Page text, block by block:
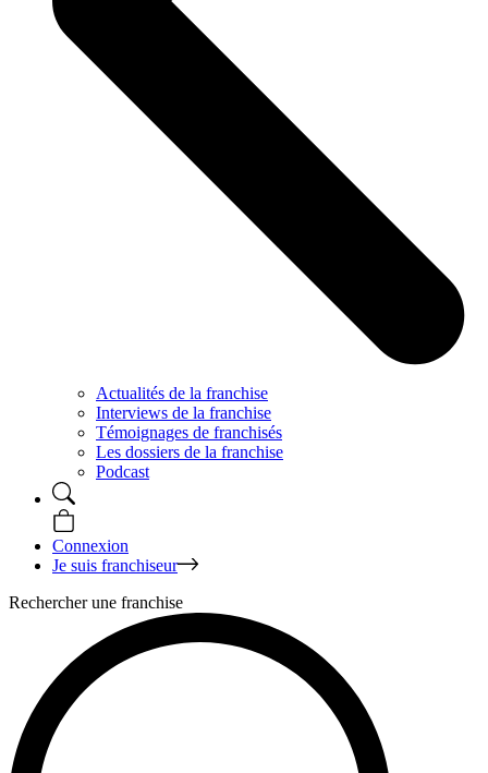
Actualités de la franchise
Interviews de la franchise
Témoignages de franchisés
Les dossiers de la franchise
Podcast
Connexion
Je suis franchiseur
Rechercher une franchise